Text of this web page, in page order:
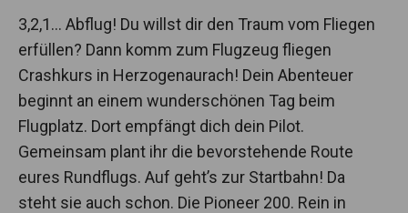
3,2,1… Abflug! Du willst dir den Traum vom Fliegen
erfüllen? Dann komm zum Flugzeug fliegen
Crashkurs in Herzogenaurach! Dein Abenteuer
beginnt an einem wunderschönen Tag beim
Flugplatz. Dort empfängt dich dein Pilot.
Gemeinsam plant ihr die bevorstehende Route
eures Rundflugs. Auf geht’s zur Startbahn! Da
steht sie auch schon. Die Pioneer 200. Rein in